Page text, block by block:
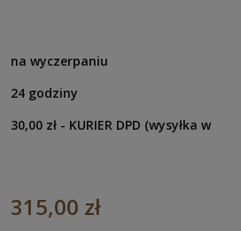
na wyczerpaniu
24 godziny
30,00 zł - KURIER DPD (wysyłka w
315,00 zł